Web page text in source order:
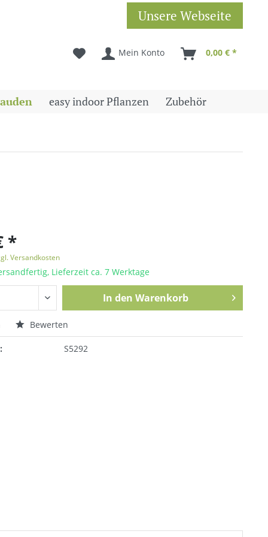
Unsere Webseite
Mein Konto 0,00 € *
easy indoor Pflanzen Zubehör
*
Versandkosten
Lieferzeit ca. 7 Werktage
In den Warenkorb
Bewerten
S5292